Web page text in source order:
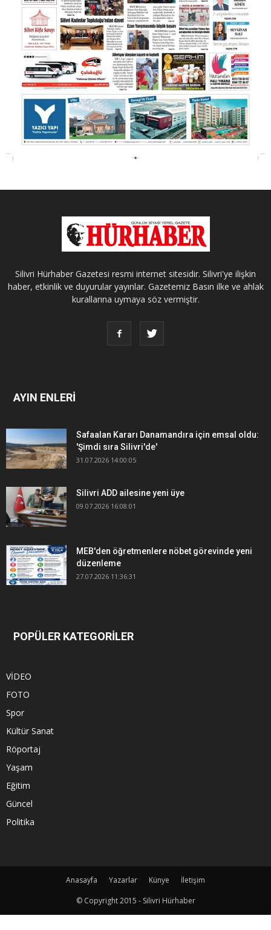
Silivri Hürhaber Gazetesi resmi internet sitesidir. Silivri'ye ilişkin
haber, etkinlik ve duyurular yayınlar. Gazetemiz Basın ilke ve ahlak
kurallarına uymaya söz vermiştir.
AYIN ENLERİ
Safaalan Kararı Danamandıra için emsal oldu:
'Şimdi sıra Silivri'de'
31.07.2026 14:00:05
Silivri ADD ailesine yeni üye
09.07.2026 16:08:01
MEB'den öğretmenlere nöbet görevinde yeni
düzenleme
27.07.2026 11:36:31
POPÜLER KATEGORİLER
VİDEO
FOTO
Spor
Kültür Sanat
Röportaj
Yaşam
Eğitim
Güncel
Politika
Anasayfa Yazarlar Künye
İletişim
© Copyright 2015 - Silivri Hürhaber